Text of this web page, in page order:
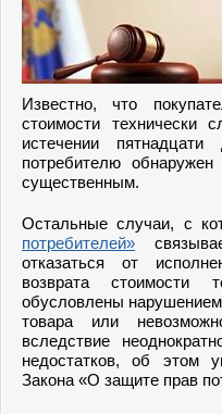
Известно, что
стоимости технически
истечении
потребителю обнаружен
существенным.
Остальные случаи, с
потребителей»
отказаться от
возврата стоимости
обусловлены нарушением
товара или
вследствие
недостатков, об этом
Закона «О защите прав